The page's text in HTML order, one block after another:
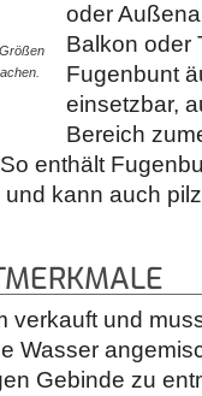
oder
Balkon oder
Fugenbunt
einsetzbar,
Bereich
enthält
kann auch
verkauft und
Wasser
Gebinde zu